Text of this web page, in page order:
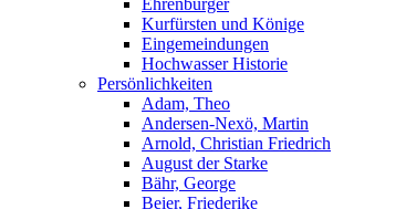
Ehrenbürger
Kurfürsten und Könige
Eingemeindungen
Hochwasser Historie
Persönlichkeiten
Adam, Theo
Andersen-Nexö, Martin
Arnold, Christian Friedrich
August der Starke
Bähr, George
Beier, Friederike